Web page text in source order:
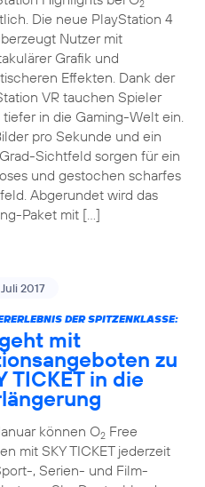
2
Die neue PlayStation 4
Nutzer mit
Grafik und
Effekten. Dank der
VR tauchen Spieler
in die Gaming-Welt ein.
pro Sekunde und ein
Sichtfeld sorgen für ein
und gestochen scharfes
Abgerundet wird das
Paket mit […]
2017
DER SPITZENKLASSE:
geht mit
zu
TICKET in die
können O2Free
mit SKY TICKET jederzeit
, Serien- und Film-